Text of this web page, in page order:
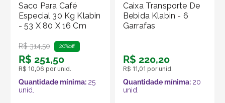
alcance e os recursos da plataforma, que é
especializada em embalagens e produtos em papel.
Saco Para Café
Especial 30 Kg Klabin
- 53 X 80 X 16 Cm
R$ 314,50 20%off
R$ 251,50
R$ 10,06 por unid.
Quantidade mínima: 25
unid.
Caixa Transporte De
Bebida Klabin - 6
Garrafas
R$ 220,20
R$ 11,01 por unid.
Quantidade mínima: 20
unid.